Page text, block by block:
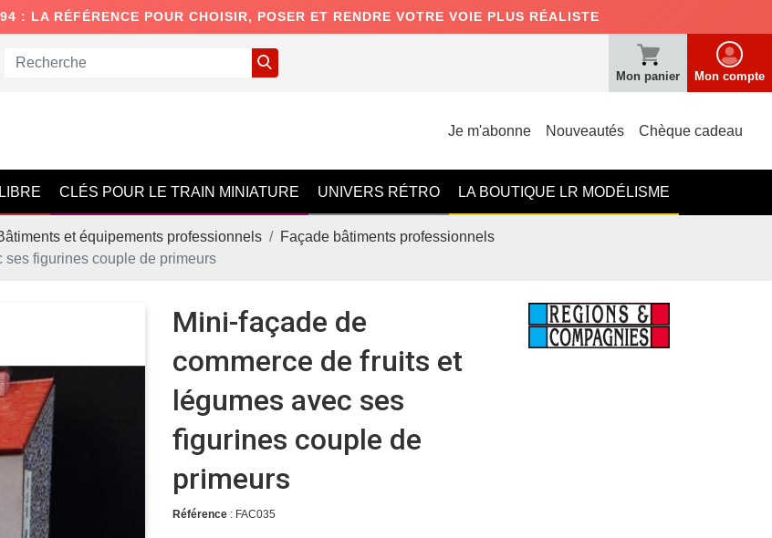
: LA RÉFÉRENCE POUR CHOISIR, POSER ET RENDRE VOTRE VOIE PLUS RÉALISTE
Mon panier Mon compte
Je m'abonne Nouveautés Chèque cadeau
CLÉS POUR LE TRAIN MINIATURE UNIVERS RÉTRO LA BOUTIQUE LR MODÉLISME
et équipements professionnels
Façade bâtiments professionnels
ses figurines couple de primeurs
Mini-façade de
commerce de fruits et
légumes avec ses
figurines couple de
primeurs
Référence : FAC035